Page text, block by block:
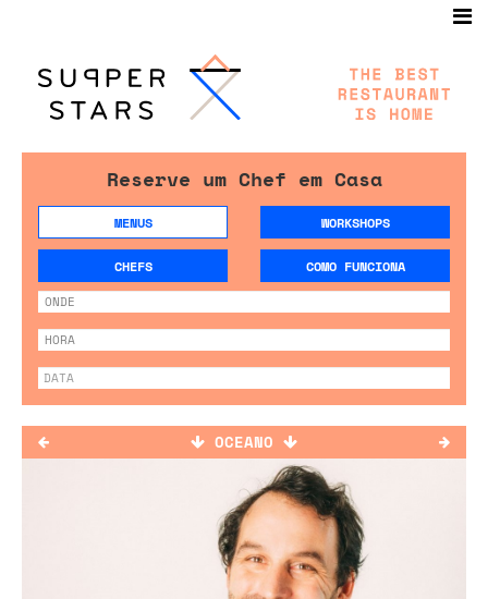
Reserve um Chef em Casa
MENUS WORKSHOPS
CHEFS COMO FUNCIONA
OCEANO